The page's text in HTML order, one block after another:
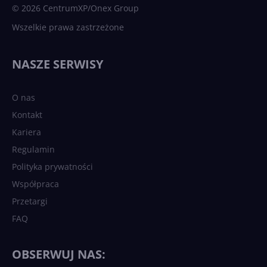
© 2026 CentrumXP/Onex Group
Wszelkie prawa zastrzeżone
NASZE SERWISY
O nas
Kontakt
Kariera
Regulamin
Polityka prywatności
Współpraca
Przetargi
FAQ
OBSERWUJ NAS: